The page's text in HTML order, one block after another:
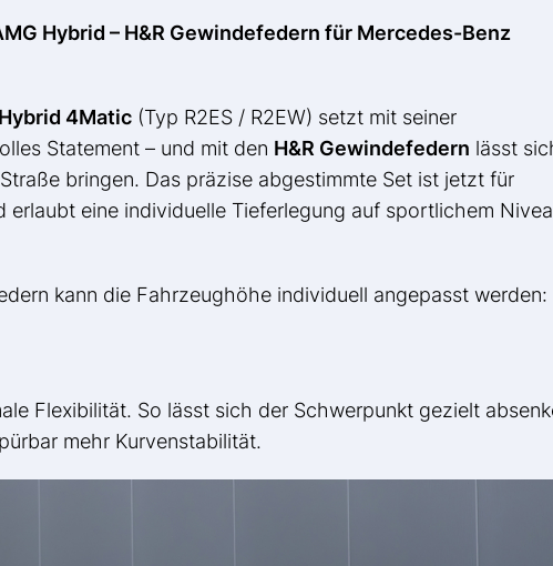
Hybrid – H&R Gewindefedern für Mercedes-Benz
4Matic (Typ R2ES / R2EW) setzt mit seiner
Statement – und mit den H&R Gewindefedern lässt
bringen. Das präzise abgestimmte Set ist jetzt für
erlaubt eine individuelle Tieferlegung auf sportlichem
kann die Fahrzeughöhe individuell angepasst werden:
Flexibilität. So lässt sich der Schwerpunkt gezielt
mehr Kurvenstabilität.